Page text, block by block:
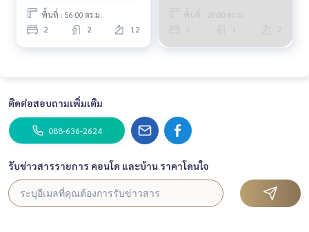
พื้นที่ : 56.00 ตร.ม.
2 2 12
พื้นที่ : 28.00 ตร.ม.
1 1 2
ติดต่อสอบถามเพิ่มเติม
088-636-2624
รับข่าวสารรายการ คอนโด และบ้าน ราคาโดนใจ